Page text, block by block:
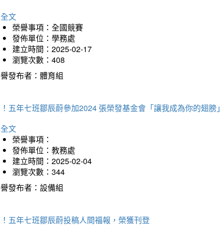
文
榮譽事項：全國競賽
發佈單位：學務處
建立時間：2025-02-17
瀏覽次數：408
發布者：體育組
五年七班鄒辰蔚參加2024 張榮發基金會「讓我成為你的翅
文
榮譽事項：
發佈單位：教務處
建立時間：2025-02-04
瀏覽次數：344
發布者：設備組
五年七班鄒辰蔚投稿人間福報，榮獲刊登